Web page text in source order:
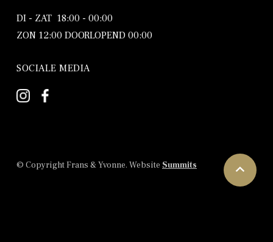
DI - ZAT 18:00 - 00:00
ZON 12:00 DOORLOPEND 00:00
SOCIALE MEDIA
© Copyright Frans & Yvonne. Website Summits